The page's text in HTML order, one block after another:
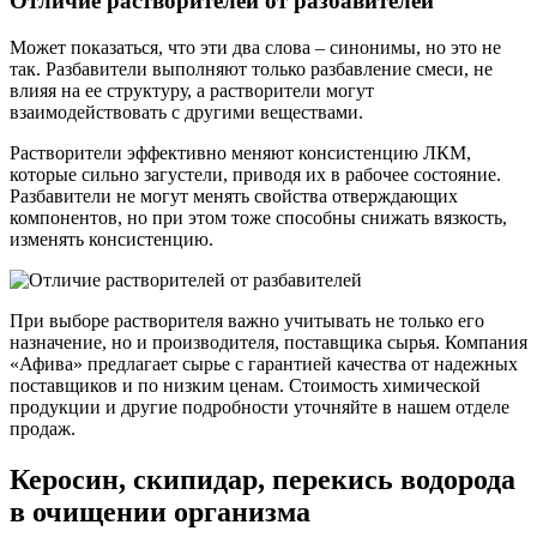
Может показаться, что эти два слова – синонимы, но это не
так. Разбавители выполняют только разбавление смеси, не
влияя на ее структуру, а растворители могут
взаимодействовать с другими веществами.
Растворители эффективно меняют консистенцию ЛКМ,
которые сильно загустели, приводя их в рабочее состояние.
Разбавители не могут менять свойства отверждающих
компонентов, но при этом тоже способны снижать вязкость,
изменять консистенцию.
При выборе растворителя важно учитывать не только его
назначение, но и производителя, поставщика сырья. Компания
«Афива» предлагает сырье с гарантией качества от надежных
поставщиков и по низким ценам. Стоимость химической
продукции и другие подробности уточняйте в нашем отделе
продаж.
Керосин, скипидар, перекись водорода
в очищении организма